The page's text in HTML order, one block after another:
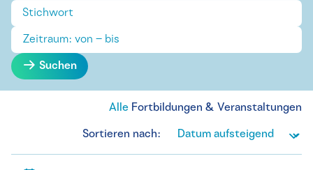
Suchen
Alle Fortbildungen & Veranstaltungen
Sortieren nach: